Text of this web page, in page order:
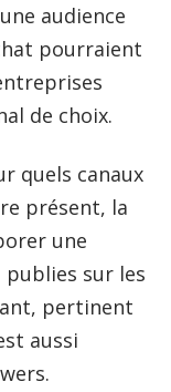
audience
pourraient
de choix.
quels canaux
présent, la
une
sur les
pertinent
aussi